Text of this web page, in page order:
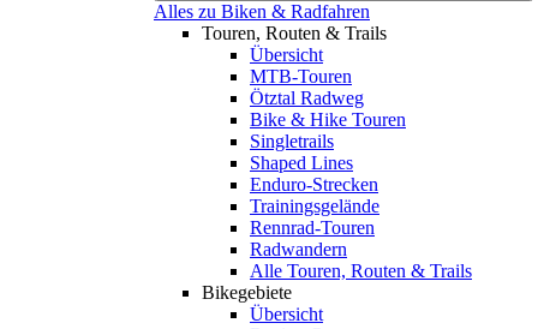
Alles zu Biken & Radfahren
Touren, Routen & Trails
Übersicht
MTB-Touren
Ötztal Radweg
Bike & Hike Touren
Singletrails
Shaped Lines
Enduro-Strecken
Trainingsgelände
Rennrad-Touren
Radwandern
Alle Touren, Routen & Trails
Bikegebiete
Übersicht